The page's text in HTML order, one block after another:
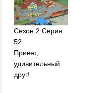
Сезон 2 Серия
52
Привет,
удивительный
друг!